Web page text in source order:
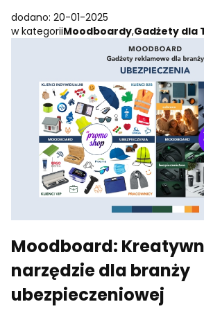
dodano: 20-01-2025
w kategoriiMoodboardy,Gadżety dla
Moodboard:
narzędzie dla branży
ubezpieczeniowej